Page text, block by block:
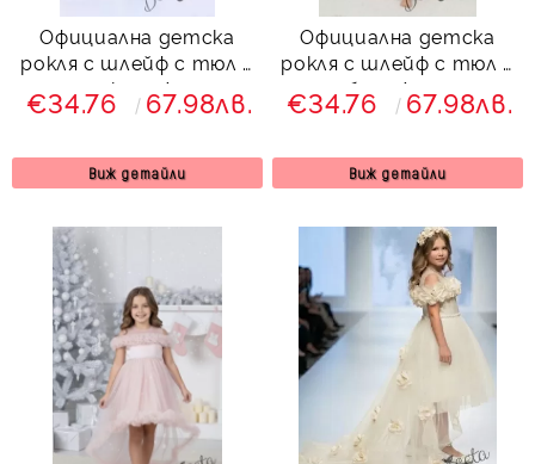
Официална детска
рокля с шлейф с тюл в
тюркоаз Ария
€34.76 67.98лв.
Виж детайли
Официална детска
рокля с шлейф с тюл в
бяло Ария
€34.76 67.98лв.
Виж детайли